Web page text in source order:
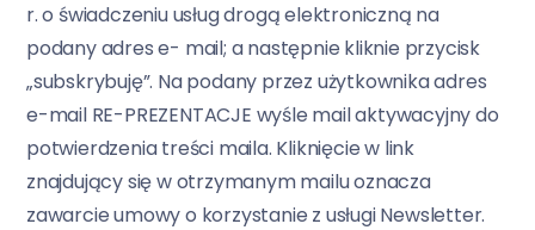
r. o świadczeniu usług drogą elektroniczną na
podany adres e- mail; a następnie kliknie przycisk
„subskrybuję”. Na podany przez użytkownika adres
e-mail RE-PREZENTACJE wyśle mail aktywacyjny do
potwierdzenia treści maila. Kliknięcie w link
znajdujący się w otrzymanym mailu oznacza
zawarcie umowy o korzystanie z usługi Newsletter.